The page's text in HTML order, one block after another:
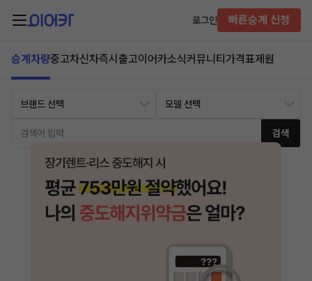
로그인 빠른승계 신청
승계차량중고차신차즉시출고이어카소식커뮤니티 가격표제원
검색